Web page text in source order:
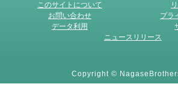
このサイトについて
お問い合わせ
プラ
データ利用
ニュースリリース
Copyright ©